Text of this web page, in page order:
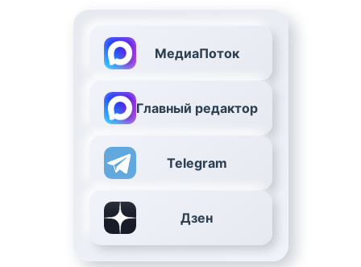
МедиаПоток
Главный редактор
Telegram
Дзен